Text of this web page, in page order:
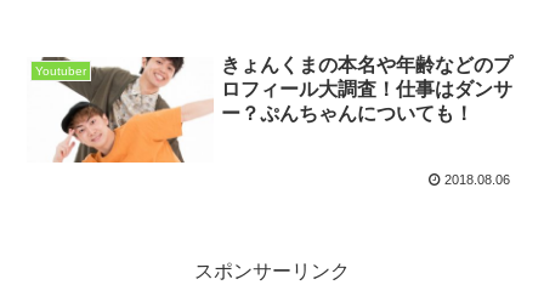
Youtuber
きょんくまの本名や年齢などのプ
ロフィール大調査！仕事はダンサ
ー？ぷんちゃんについても！
2018.08.06
スポンサーリンク